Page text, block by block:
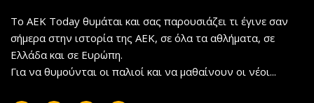
Το AEK Today θυμάται και σας παρουσιάζει τι έγινε σαν
σήμερα στην ιστορία της ΑΕΚ, σε όλα τα αθλήματα, σε
Ελλάδα και σε Ευρώπη.
Για να θυμούνται οι παλιοί και να μαθαίνουν οι νέοι...